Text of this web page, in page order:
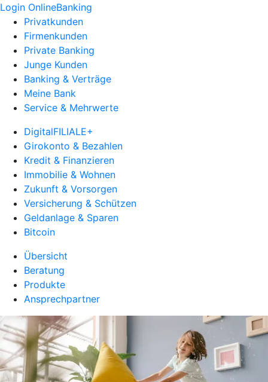
Login OnlineBanking
Privatkunden
Firmenkunden
Private Banking
Junge Kunden
Banking & Verträge
Meine Bank
Service & Mehrwerte
DigitalFILIALE+
Girokonto & Bezahlen
Kredit & Finanzieren
Immobilie & Wohnen
Zukunft & Vorsorgen
Versicherung & Schützen
Geldanlage & Sparen
Bitcoin
Übersicht
Beratung
Produkte
Ansprechpartner